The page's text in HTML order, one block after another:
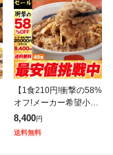
【1食210円!衝撃の58%
オフ!メーカー希望小売
価格20,000円→8,400
円】 松屋 新牛めしの具
8,400円
送料無料